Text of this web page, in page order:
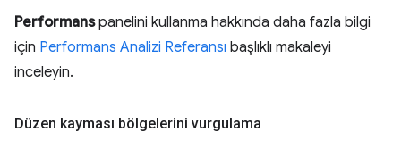
Performanspanelini kullanma hakkında daha fazla bilgi
için Performans Analizi Referansı başlıklı makaleyi
inceleyin.
Düzen kayması bölgelerini vurgulama